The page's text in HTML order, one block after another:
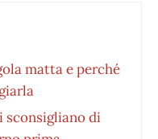
matta e perché
sconsigliano di